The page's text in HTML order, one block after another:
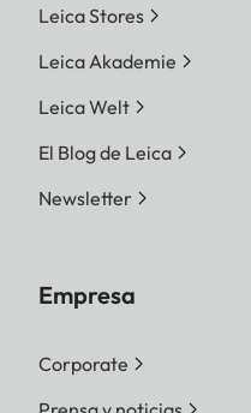
Leica Stores
Leica Akademie
Leica Welt
El Blog de Leica
Newsletter
Empresa
Corporate